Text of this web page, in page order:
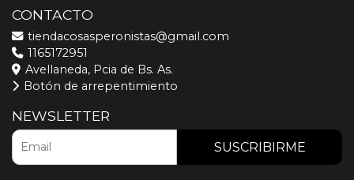
CONTACTO
tiendacosasperonistas@gmail.com
1165172951
Avellaneda, Pcia de Bs. As.
Botón de arrepentimiento
NEWSLETTER
SUSCRIBIRME